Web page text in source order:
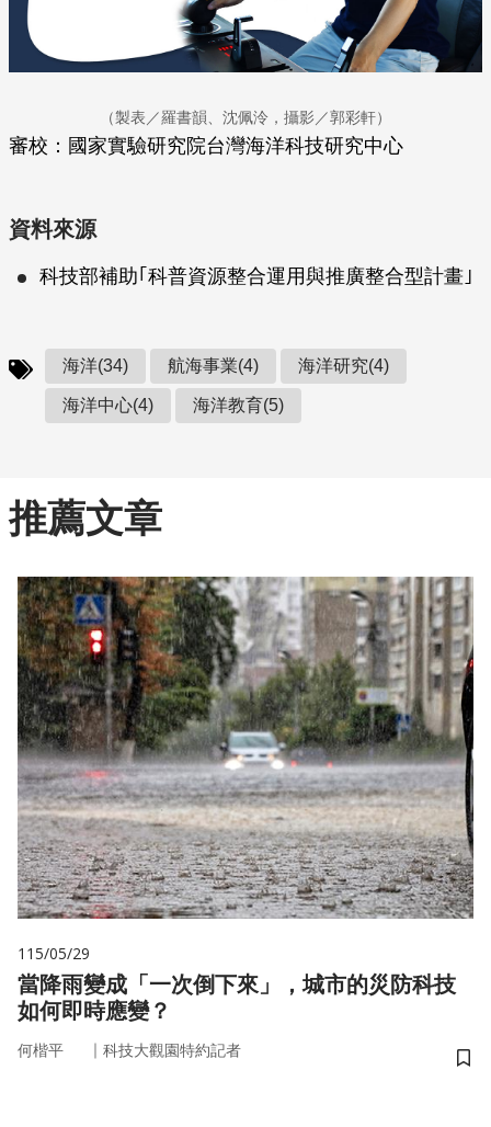
（製表／羅書韻、沈佩泠，攝影／郭彩軒）
審校：國家實驗研究院台灣海洋科技研究中心
資料來源
科技部補助｢科普資源整合運用與推廣整合型計畫｣
海洋(34) 航海事業(4) 海洋研究(4)
海洋中心(4) 海洋教育(5)
推薦文章
115/05/29
當降雨變成「一次倒下來」，城市的災防科技
如何即時應變？
何楷平 ｜ 科技大觀園特約記者
儲